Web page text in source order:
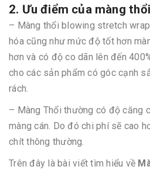
2. Ưu điểm của màng
– Màng thổi blowing stretch
hóa cũng như mức độ tốt hơn
hơn và có độ co dãn lên đến
cho các sản phẩm có góc cạnh
rách.
– Màng Thổi thường có độ căng
màng cán. Do đó chi phí sẽ cao
chít thông thường.
Trên đây là bài viết tìm hiểu về